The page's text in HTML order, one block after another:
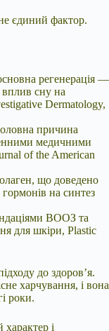
єдиний фактор.
регенерація —
сну на
Dermatology,
причина
медичними
of the American
що доведено
на синтез
ВООЗ та
для шкіри, Plastic
до здоров’я.
харчування, і вона
роки.
і